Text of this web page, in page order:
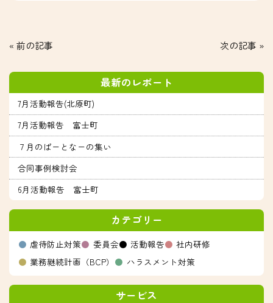
« 前の記事 次の記事 »
最新のレポート
7月活動報告(北原町)
7月活動報告 富士町
７月のぱーとなーの集い
合同事例検討会
6月活動報告 富士町
カテゴリー
虐待防止対策 委員会 活動報告
社内研修
業務継続計画（BCP）
ハラスメント対策
サービス